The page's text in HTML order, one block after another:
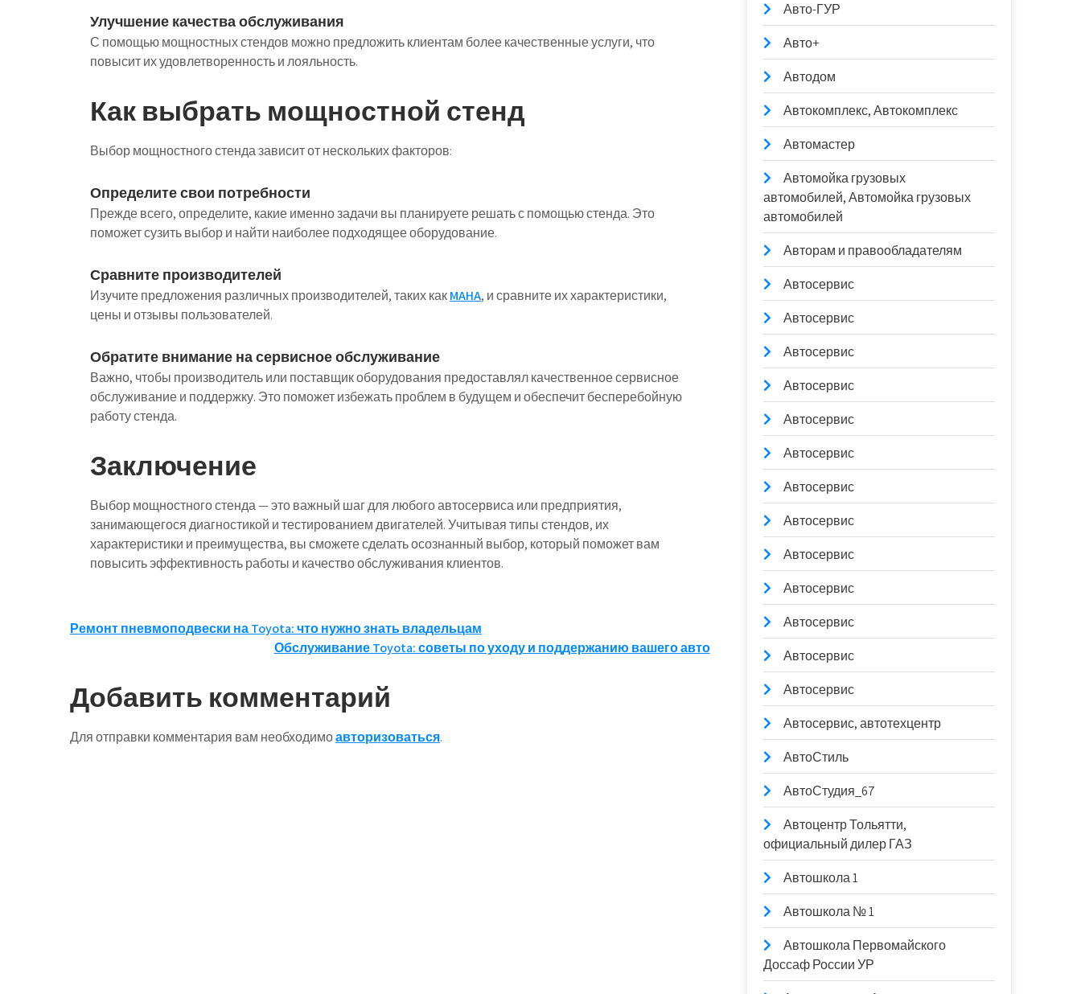
Улучшение качества обслуживания
С помощью мощностных стендов можно предложить клиентам более качественные услуги, что
повысит их удовлетворенность и лояльность.
Как выбрать мощностной стенд
Выбор мощностного стенда зависит от нескольких факторов:
Определите свои потребности
Прежде всего, определите, какие именно задачи вы планируете решать с помощью стенда. Это
поможет сузить выбор и найти наиболее подходящее оборудование.
Сравните производителей
Изучите предложения различных производителей, таких какMAHA, и сравните их характеристики,
цены и отзывы пользователей.
Обратите внимание на сервисное обслуживание
Важно, чтобы производитель или поставщик оборудования предоставлял качественное сервисное
обслуживание и поддержку. Это поможет избежать проблем в будущем и обеспечит бесперебойную
работу стенда.
Заключение
Выбор мощностного стенда — это важный шаг для любого автосервиса или предприятия,
занимающегося диагностикой и тестированием двигателей. Учитывая типы стендов, их
характеристики и преимущества, вы сможете сделать осознанный выбор, который поможет вам
повысить эффективность работы и качество обслуживания клиентов.
Навигация
записям
Ремонт пневмоподвески на Toyota: что нужно знать владельцам
Обслуживание Toyota: советы по уходу и поддержанию вашего авто
Добавить комментарий
Для отправки комментария вам необходимоавторизоваться.
Авто-ГУР
Авто+
Автодом
Автокомплекс, Автокомплекс
Автомастер
Автомойка грузовых
автомобилей, Автомойка грузовых
автомобилей
Авторам и правообладателям
Автосервис
Автосервис
Автосервис
Автосервис
Автосервис
Автосервис
Автосервис
Автосервис
Автосервис
Автосервис
Автосервис
Автосервис
Автосервис
Автосервис, автотехцентр
АвтоСтиль
АвтоСтудия_67
Автоцентр Тольятти,
официальный дилер ГАЗ
Автошкола 1
Автошкола № 1
Автошкола Первомайского
Доссаф России УР